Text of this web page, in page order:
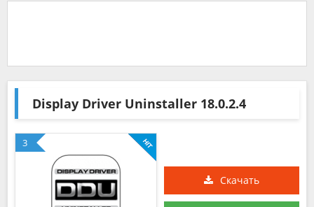
Display Driver Uninstaller 18.0.2.4
3
Скачать